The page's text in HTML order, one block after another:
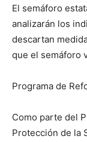
El semáforo
analizarán los
descartan
que el semáforo
Programa de
Como parte del
Protección de la